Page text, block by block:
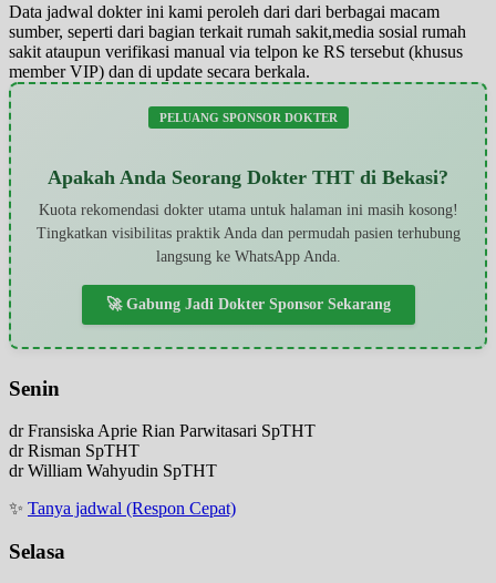
Data jadwal dokter ini kami peroleh dari dari berbagai macam
sumber, seperti dari bagian terkait rumah sakit,media sosial rumah
sakit ataupun verifikasi manual via telpon ke RS tersebut (khusus
member VIP) dan di update secara berkala.
PELUANG SPONSOR DOKTER
Apakah Anda Seorang Dokter THT di Bekasi?
Kuota rekomendasi dokter utama untuk halaman ini masih kosong!
Tingkatkan visibilitas praktik Anda dan permudah pasien terhubung
langsung ke WhatsApp Anda.
🚀 Gabung Jadi Dokter Sponsor Sekarang
Senin
dr Fransiska Aprie Rian Parwitasari SpTHT
dr Risman SpTHT
dr William Wahyudin SpTHT
✨ Tanya jadwal (Respon Cepat)
Selasa